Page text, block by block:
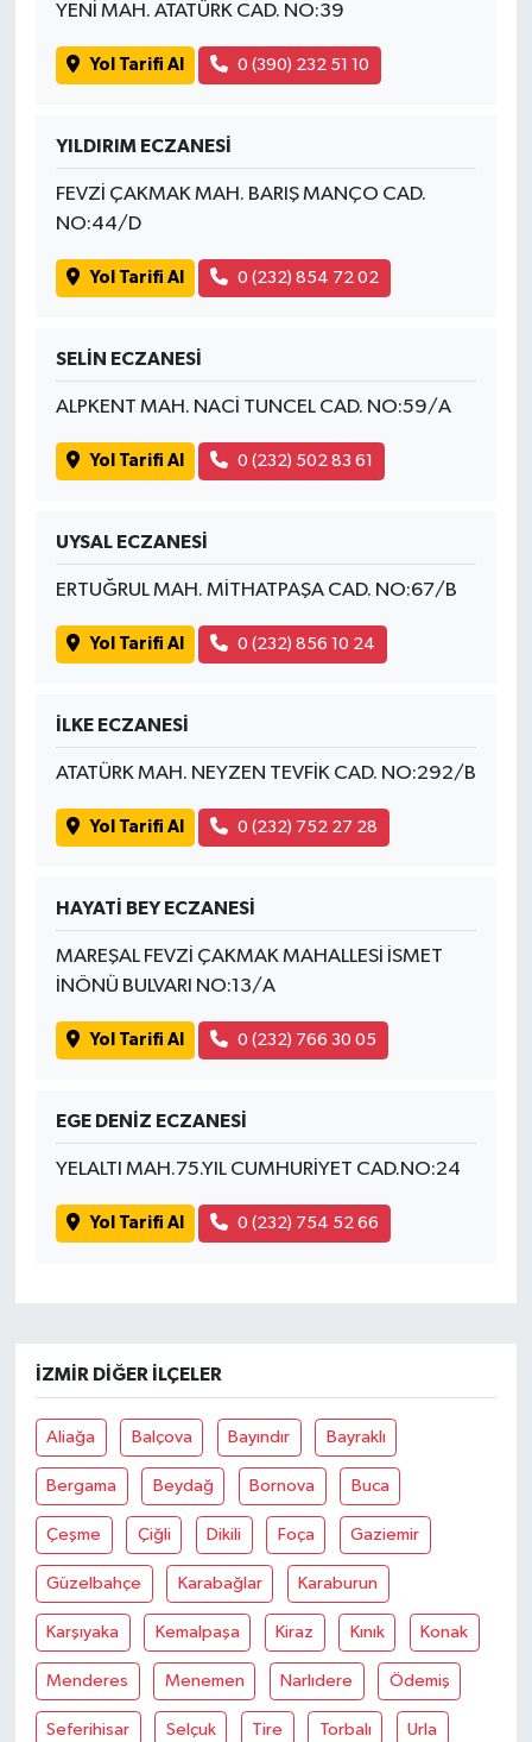
YENİ MAH. ATATÜRK CAD. NO:39
Yol Tarifi Al 0 (390) 232 51 10
YILDIRIM ECZANESİ
FEVZİ ÇAKMAK MAH. BARIŞ MANÇO CAD.
NO:44/D
Yol Tarifi Al 0 (232) 854 72 02
SELİN ECZANESİ
ALPKENT MAH. NACİ TUNCEL CAD. NO:59/A
Yol Tarifi Al 0 (232) 502 83 61
UYSAL ECZANESİ
ERTUĞRUL MAH. MİTHATPAŞA CAD. NO:67/B
Yol Tarifi Al 0 (232) 856 10 24
İLKE ECZANESİ
ATATÜRK MAH. NEYZEN TEVFİK CAD. NO:292/B
Yol Tarifi Al 0 (232) 752 27 28
HAYATİ BEY ECZANESİ
MAREŞAL FEVZİ ÇAKMAK MAHALLESİ İSMET
İNÖNÜ BULVARI NO:13/A
Yol Tarifi Al 0 (232) 766 30 05
EGE DENİZ ECZANESİ
YELALTI MAH.75.YIL CUMHURİYET CAD.NO:24
Yol Tarifi Al 0 (232) 754 52 66
İZMIR DIĞER İLÇELER
Aliağa Balçova Bayındır Bayraklı
Bergama Beydağ Bornova Buca
Çeşme Çiğli Dikili Foça Gaziemir
Güzelbahçe Karabağlar Karaburun
Karşıyaka Kemalpaşa Kiraz Kınık Konak
Menderes Menemen Narlıdere Ödemiş
Seferihisar Selçuk Tire Torbalı Urla